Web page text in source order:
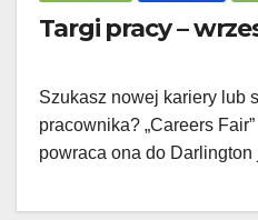
Targi pracy –
Szukasz nowej kariery lub
pracownika? „Careers
powraca ona do